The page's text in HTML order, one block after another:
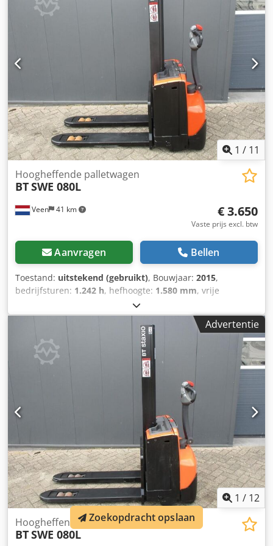
1 / 11
Veen 41 km
Hoogheffende palletwagen
BTSWE 080L
€ 3.650
Vaste prijs excl. btw
Aanvragen Bellen
Toestand: uitstekend (gebruikt), Bouwjaar: 2015,
bedrijfsturen: 1.242 h, hefhoogte: 1.580 mm, vrije
, brandstoftype:
vorklengte:1.150 mm, totale hoogte:1.860 mm, kleur:
, GVW: 760 kg Hefcapaciteit: 2.000 kg NIEUWE
BATTERIJCELLEN 24V 2PzB 180Ah met watervulsysteem,
Ingebouwde 220V hoogfrequent lader, Doppelstock,
Initiaalheffing, Hefvermogen onderste vorken 2000 kg,
Hefvermogen mastvorken 800 kg, Vorkmaat 1150 x 570
mm, Tandem vorkwielen, In Nederland garantie machine 3
maanden, in Nederland garantie batterij 1 jaar.
Crsdpfxszqd N Uj Adhef
Advertentie
1 / 12
Hoogheffende palletwagen
BTSWE 080L
Zoekopdracht opslaan